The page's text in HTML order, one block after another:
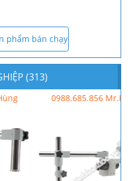
phẩm bán chạy
(313)
0988.685.856 Mr.Hùng